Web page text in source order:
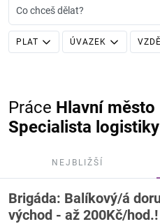
Co chceš dělat?
PLAT ÚVAZEK
Práce Hlavní město
Specialista logistiky
NEJBLIŽŠÍ
Brigáda: Balíkový/á
východ - až 200Kč/hod.!